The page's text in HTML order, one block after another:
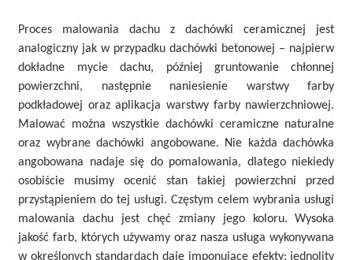
Proces malowania dachu z dachówki ceramicznej jest
analogiczny jak w przypadku dachówki betonowej – najpierw
dokładne mycie dachu, później gruntowanie chłonnej
powierzchni, następnie naniesienie warstwy farby
podkładowej oraz aplikacja warstwy farby nawierzchniowej.
Malować można wszystkie dachówki ceramiczne naturalne
oraz wybrane dachówki angobowane. Nie każda dachówka
angobowana nadaje się do pomalowania, dlatego niekiedy
osobiście musimy ocenić stan takiej powierzchni przed
przystąpieniem do tej usługi. Częstym celem wybrania usługi
malowania dachu jest chęć zmiany jego koloru. Wysoka
jakość farb, których używamy oraz nasza usługa wykonywana
w określonych standardach daje imponujące efekty: jednolity